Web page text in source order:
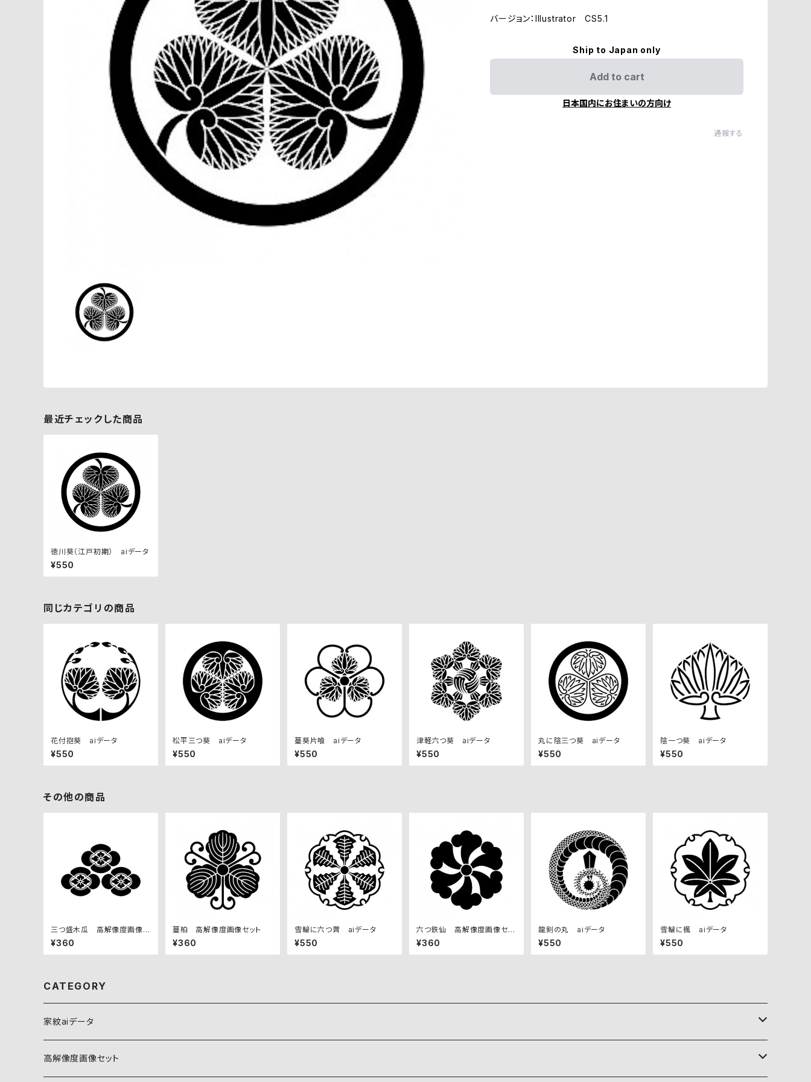
バージョン：Illustrator CS5.1
Ship to Japan only
Add to cart
日本国内にお住まいの方向け
通報する
最近チェックした商品
徳川葵（江戸初期） aiデータ
¥550
同じカテゴリの商品
花付抱葵 aiデータ
¥550
松平三つ葵 aiデータ
¥550
蔓葵片喰 aiデータ
¥550
津軽六つ葵 aiデータ
¥550
丸に陰三つ葵 aiデータ
¥550
陰一つ葵 aiデータ
¥550
その他の商品
三つ盛木瓜 高解像度画像セ
ット
¥360
蔓柏 高解像度画像セット
¥360
雪輪に六つ薺 aiデータ
¥550
六つ鉄仙 高解像度画像セッ
ト
¥360
龍剣の丸 aiデータ
¥550
雪輪に楓 aiデータ
¥550
CATEGORY
家紋aiデータ
自然紋
高解像度画像セット